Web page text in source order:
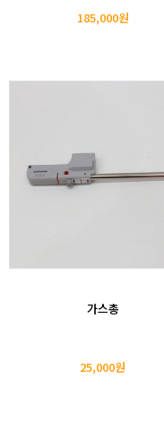
185,000원
가스총
25,000원